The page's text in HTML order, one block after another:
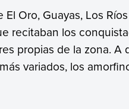
Oro, Guayas, Los
recitaban los
propias de la zona. A
variados, los